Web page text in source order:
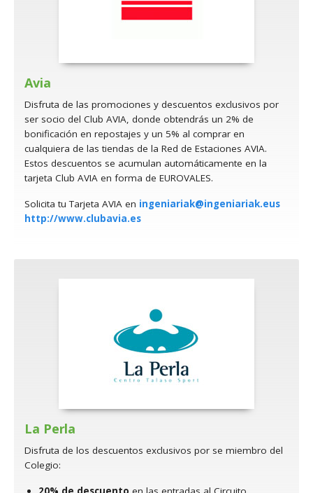
Avia
Disfruta de las promociones y descuentos exclusivos por
ser socio del Club AVIA, donde obtendrás un 2% de
bonificación en repostajes y un 5% al comprar en
cualquiera de las tiendas de la Red de Estaciones AVIA.
Estos descuentos se acumulan automáticamente en la
tarjeta Club AVIA en forma de EUROVALES.
Solicita tu Tarjeta AVIA en ingeniariak@ingeniariak.eus
http://www.clubavia.es
La Perla
Disfruta de los descuentos exclusivos por se miembro del
Colegio: